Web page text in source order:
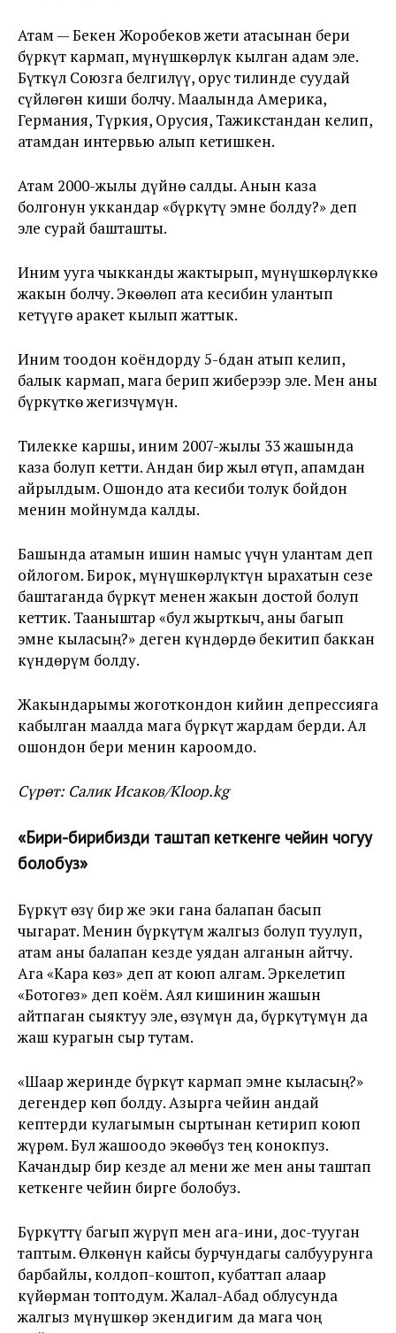
Атам — Бекен Жоробеков жети атасынан бери
бүркүт кармап, мүнүшкөрлүк кылган адам эле.
Бүткүл Союзга белгилүү, орус тилинде суудай
сүйлөгөн киши болчу. Маалында Америка,
Германия, Түркия, Орусия, Тажикстандан келип,
атамдан интервью алып кетишкен.
Атам 2000-жылы дүйнө салды. Анын каза
болгонун уккандар «бүркүтү эмне болду?» деп
эле сурай башташты.
Иним ууга чыкканды жактырып, мүнүшкөрлүккө
жакын болчу. Экөөлөп ата кесибин улантып
кетүүгө аракет кылып жаттык.
Иним тоодон коёндорду 5-6дан атып келип,
балык кармап, мага берип жиберээр эле. Мен аны
бүркүткө жегизчүмүн.
Тилекке каршы, иним 2007-жылы 33 жашында
каза болуп кетти. Андан бир жыл өтүп, апамдан
айрылдым. Ошондо ата кесиби толук бойдон
менин мойнумда калды.
Башында атамын ишин намыс үчүн улантам деп
ойлогом. Бирок, мүнүшкөрлүктүн ырахатын сезе
баштаганда бүркүт менен жакын достой болуп
кеттик. Тааныштар «бул жырткыч, аны багып
эмне кыласың?» деген күндөрдө бекитип баккан
күндөрүм болду.
Жакындарымы жоготкондон кийин депрессияга
кабылган маалда мага бүркүт жардам берди. Ал
ошондон бери менин кароомдо.
Сүрөт: Салик Исаков/Kloop.kg
«Бири-бирибизди таштап кеткенге чейин чогуу
болобуз»
Бүркүт өзү бир же эки гана балапан басып
чыгарат. Менин бүркүтүм жалгыз болуп туулуп,
атам аны балапан кезде уядан алганын айтчу.
Ага «Кара көз» деп ат коюп алгам. Эркелетип
«Ботогөз» деп коём. Аял кишинин жашын
айтпаган сыяктуу эле, өзүмүн да, бүркүтүмүн да
жаш курагын сыр тутам.
«Шаар жеринде бүркүт кармап эмне кыласың?»
дегендер көп болду. Азырга чейин андай
кептерди кулагымын сыртынан кетирип коюп
жүрөм. Бул жашоодо экөөбүз тең конокпуз.
Качандыр бир кезде ал мени же мен аны таштап
кеткенге чейин бирге болобуз.
Бүркүттү багып жүрүп мен ага-ини, дос-тууган
таптым. Өлкөнүн кайсы бурчундагы салбуурунга
барбайлы, колдоп-коштоп, кубаттап алаар
күйөрман топтодум. Жалал-Абад облусунда
жалгыз мүнүшкөр экендигим да мага чоң